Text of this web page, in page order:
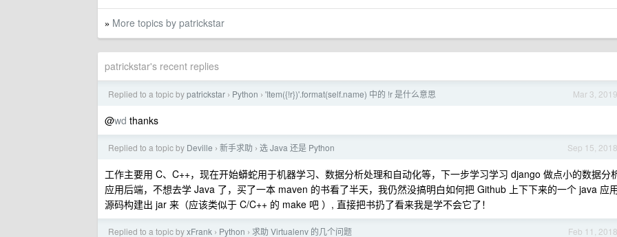
» More topics by patrickstar
patrickstar's recent replies
Mar 3, 2019
Replied to a topic bypatrickstar › Python › 'Item({!r})'.format(self.name) 中的 !r 是什么意思
@wd thanks
Sep 15, 2018
Replied to a topic by Deville › 新手求助 › 选 Java 还是 Python
工作主要用 C、C++，现在开始蟒蛇用于机器学习、数据分析处理和自动化等，下一步学习学习 django 做点小的数据分
应用后端，不想去学 Java 了，买了一本 maven 的书看了半天，我仍然没搞明白如何把 Github 上下下来的一个 java 应
源码构建出 jar 来（应该类似于 C/C++ 的 make 吧 ）, 直接把书扔了看来我是学不会它了！
Feb 11, 2018
Replied to a topic byxFrank › Python › 求助 Virtualenv 的几个问题